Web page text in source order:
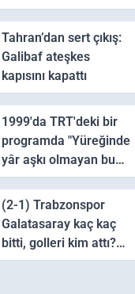
için Pakistan'a ulaştı
Tahran’dan sert çıkış:
Galibaf ateşkes
kapısını kapattı
1999'da TRT'deki bir
programda "Yüreğinde
yâr aşkı olmayan bu
sazı çalarsa tingirdatır"
sözünü söyleyen halk
ozanı hangisidir?
(2-1) Trabzonspor
Galatasaray kaç kaç
bitti, golleri kim attı?
Trabzonspor